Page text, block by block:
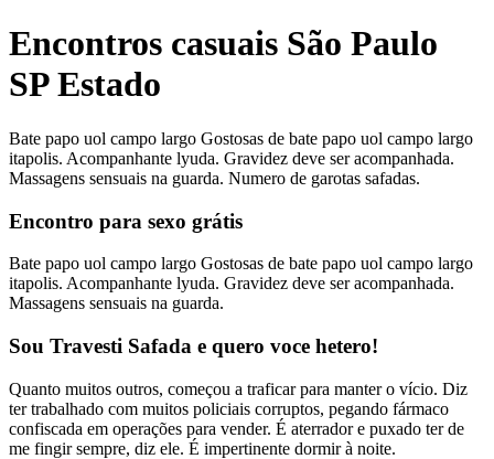
Encontros casuais São Paulo
SP Estado
Bate papo uol campo largo Gostosas de bate papo uol campo largo
itapolis. Acompanhante lyuda. Gravidez deve ser acompanhada.
Massagens sensuais na guarda. Numero de garotas safadas.
Encontro para sexo grátis
Bate papo uol campo largo Gostosas de bate papo uol campo largo
itapolis. Acompanhante lyuda. Gravidez deve ser acompanhada.
Massagens sensuais na guarda.
Sou Travesti Safada e quero voce hetero!
Quanto muitos outros, começou a traficar para manter o vício. Diz
ter trabalhado com muitos policiais corruptos, pegando fármaco
confiscada em operações para vender. É aterrador e puxado ter de
me fingir sempre, diz ele. É impertinente dormir à noite.